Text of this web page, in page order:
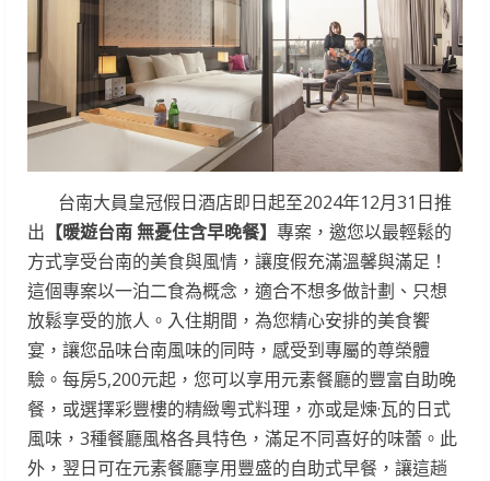
台南大員皇冠假日酒店即日起至2024年12月31日推
出 【暖遊台南 無憂住含早晚餐】 專案，邀您以最輕鬆的
方式享受台南的美食與風情，讓度假充滿溫馨與滿足！
這個專案以一泊二食為概念，適合不想多做計劃、只想
放鬆享受的旅人。入住期間，為您精心安排的美食饗
宴，讓您品味台南風味的同時，感受到專屬的尊榮體
驗。每房5,200元起，您可以享用元素餐廳的豐富自助晚
餐，或選擇彩豐樓的精緻粵式料理，亦或是煉·瓦的日式
風味，3種餐廳風格各具特色，滿足不同喜好的味蕾。此
外，翌日可在元素餐廳享用豐盛的自助式早餐，讓這趟